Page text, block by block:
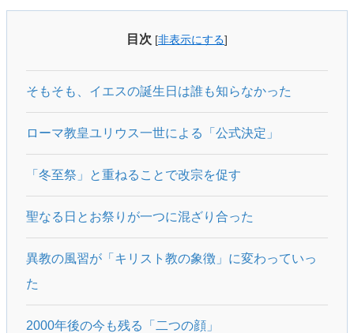
目次 [非表示にする]
そもそも、イエスの誕生日は誰も知らなかった
ローマ教皇ユリウス一世による「公式決定」
「冬至祭」と重ねることで改宗を促す
聖なる日とお祭りが一つに混ざり合った
異教の風習が「キリスト教の象徴」に変わっていっ
た
2000年後の今も残る「二つの顔」